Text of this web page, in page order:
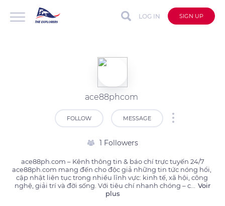
LOG IN SIGN UP
ace88phcom
FOLLOW MESSAGE
1 Followers
ace88ph.com – Kênh thông tin & báo chí trực tuyến 24/7
ace88ph.com mang đến cho độc giả những tin tức nóng hổi,
cập nhật liên tục trong nhiều lĩnh vực: kinh tế, xã hội, công
nghệ, giải trí và đời sống. Với tiêu chí nhanh chóng – c
Voir
plus